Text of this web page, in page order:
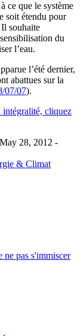
ce que le système
soit étendu pour
souhaite
du
l’eau.
l’été dernier,
abattues sur la
07/07).
intégralité, cliquez
28, 2012 -
& Climat
pas s'immiscer